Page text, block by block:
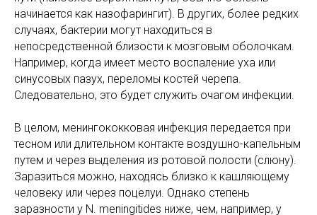
начинается как назофарингит). В других, более редких
случаях, бактерии могут находиться в
непосредственной близости к мозговым оболочкам.
Например, когда имеет место воспаление уха или
синусовых пазух, переломы костей черепа.
Следовательно, это будет служить очагом инфекции.
В целом, менингококковая инфекция передается при
тесном или длительном контакте воздушно-капельным
путем и через выделения из ротовой полости (слюну).
Заразиться можно, находясь близко к кашляющему
человеку или через поцелуи. Однако степень
заразности у N. meningitides ниже, чем, например, у